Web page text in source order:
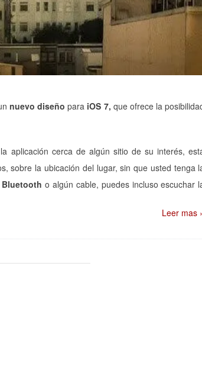
nuevo diseño para iOS 7, que ofrece la
aplicación cerca de algún sitio de su interés,
sobre la ubicación del lugar, sin que usted tenga
Bluetooth o algún cable, puedes incluso escuchar
Leer mas